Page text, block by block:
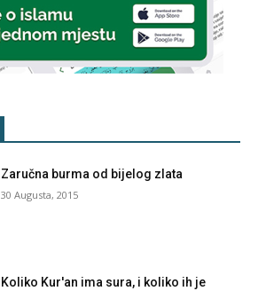
Zaručna burma od bijelog zlata
30 Augusta, 2015
Koliko Kur'an ima sura, i koliko ih je